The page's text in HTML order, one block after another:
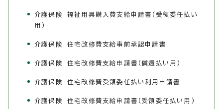
介護保険 福祉用具購入費支給申請書（受領委任払い
用）
介護保険 住宅改修費支給事前承認申請書
介護保険 住宅改修費支給申請書（償還払い用）
介護保険 住宅改修費受領委任払い利用申請書
介護保険 住宅改修費支給申請書（受領委任払い用）